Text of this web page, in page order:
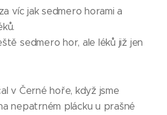
víc jak sedmero horami a
sedmero hor, ale léků již jen
v Černé hoře, když jsme
nepatrném plácku u prašné